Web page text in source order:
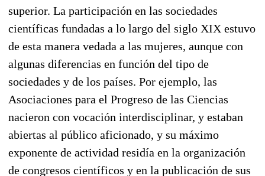
superior. La participación en las sociedades
científicas fundadas a lo largo del siglo XIX estuvo
de esta manera vedada a las mujeres, aunque con
algunas diferencias en función del tipo de
sociedades y de los países. Por ejemplo, las
Asociaciones para el Progreso de las Ciencias
nacieron con vocación interdisciplinar, y estaban
abiertas al público aficionado, y su máximo
exponente de actividad residía en la organización
de congresos científicos y en la publicación de sus